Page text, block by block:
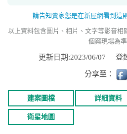
請告知賣家您是在新屋網看到這
以上資料包含圖片、相片、文字等影音相
個案現場為準
更新日期:2023/06/07 登
分享至：
建案圖檔 詳細資料
衛星地圖